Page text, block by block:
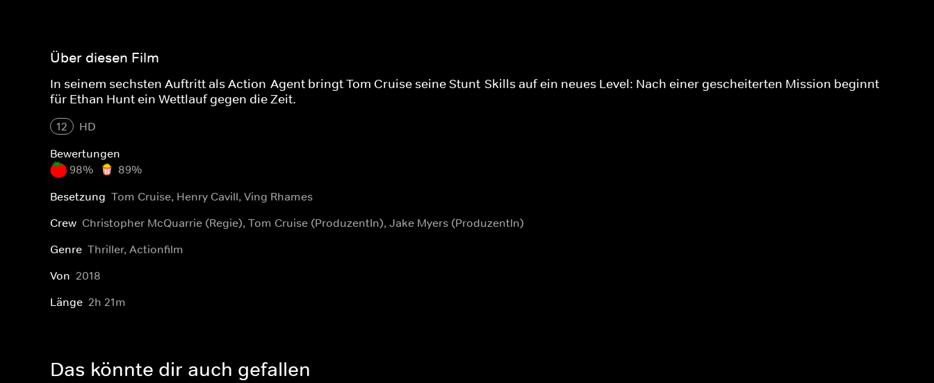
Über diesen Film
In seinem sechsten Auftritt als Action-Agent bringt Tom Cruise seine Stunt-Skills auf ein neues Level: Nach einer gescheiterten Mission beginnt
für Ethan Hunt ein Wettlauf gegen die Zeit.
12
HD
Bewertungen
98%
89%
Besetzung Tom Cruise, Henry Cavill, Ving Rhames
Crew Christopher McQuarrie (Regie), Tom Cruise (ProduzentIn), Jake Myers (ProduzentIn)
Genre Thriller, Actionfilm
Von 2018
Länge 2h 21m
Das könnte dir auch gefallen